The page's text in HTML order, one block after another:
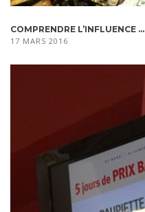
COMPRENDRE L’INFLUENCE ...
17 MARS 2016